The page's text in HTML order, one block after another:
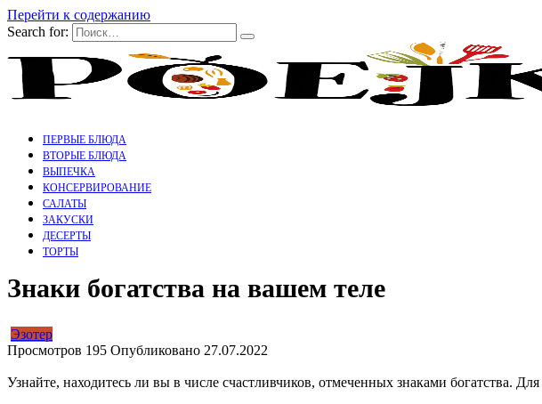
Перейти к содержанию
Search for:
ПЕРВЫЕ БЛЮДА
ВТОРЫЕ БЛЮДА
ВЫПЕЧКА
КОНСЕРВИРОВАНИЕ
САЛАТЫ
ЗАКУСКИ
ДЕСЕРТЫ
ТОРТЫ
Знаки богатства на вашем теле
Эзотер
Просмотров 195 Опубликовано 27.07.2022
Узнайте, находитесь ли вы в числе счастливчиков, отмеченных знаками богатства.